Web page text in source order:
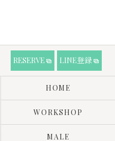
RESERVE LINE登録
HOME
WORKSHOP
MALE